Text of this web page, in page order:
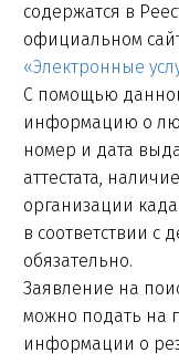
содержатся в
официальном
«Электронные
С помощью
информацию о
номер и дата
аттестата,
организации
в соответствии с
обязательно.
Заявление на
можно подать на
информации о